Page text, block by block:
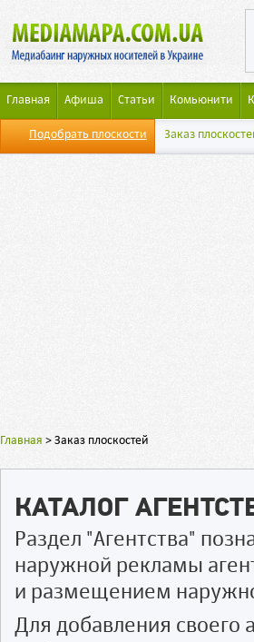
Главная Афиша Статьи Комьюнити
Подобрать плоскости Заказ
Главная > Заказ плоскостей
КАТАЛОГ
Раздел "Агентства"
наружной рекламы
и размещением
Для добавления своего